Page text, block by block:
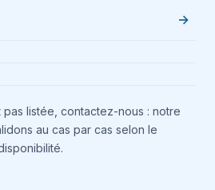
listée, contactez-nous : notre
au cas par cas selon le